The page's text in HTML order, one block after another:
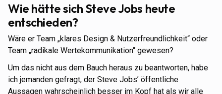
Wie hätte sich Steve Jobs heute
entschieden?
Wäre er Team „klares Design & Nutzerfreundlichkeit“ oder
Team „radikale Wertekommunikation“ gewesen?
Um das nicht aus dem Bauch heraus zu beantworten, habe
ich jemanden gefragt, der Steve Jobs’ öffentliche
Aussagen wahrscheinlich besser im Kopf hat als wir alle